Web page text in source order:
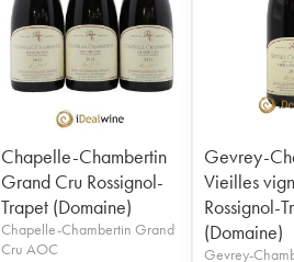
Chapelle-Chambertin
Grand Cru Rossignol-
Trapet (Domaine)
Chapelle-Chambertin Grand
Cru AOC
Gevrey-
Vieilles
Rossignol-
(Domaine)
Gevrey-